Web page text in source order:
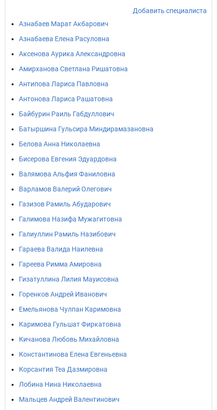
Добавить специалиста
Азнабаев Марат Акбарович
Азнабаева Елена Расуловна
Аксенова Аурика Александровна
Амирханова Светлана Ришатовна
Антипова Лариса Павловна
Антонова Лариса Рашатовна
Байбурин Раиль Габдуллович
Батыршина Гульсира Миндирамазановна
Белова Анна Николаевна
Бисерова Евгения Эдуардовна
Валямова Альфия Фаниловна
Варламов Валерий Олегович
Газизов Рамиль Абударович
Галимова Назифа Мужагитовна
Галиуллин Рамиль Назибович
Гараева Валида Наилевна
Гареева Римма Амировна
Гизатуллина Лилия Мауисовна
Горенков Андрей Иванович
Емельянова Чулпан Каримовна
Каримова Гульшат Фиркатовна
Кичанова Любовь Михайловна
Константинова Елена Евгеньевна
Корсантия Теа Дазмировна
Лобина Нина Николаевна
Мальцев Андрей Валентинович